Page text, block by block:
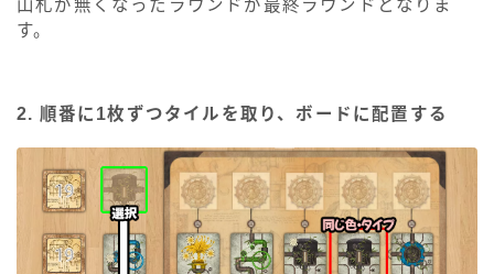
山札が無くなったラウンドが最終ラウンドとなりま
す。
2. 順番に1枚ずつタイルを取り、ボードに配置する